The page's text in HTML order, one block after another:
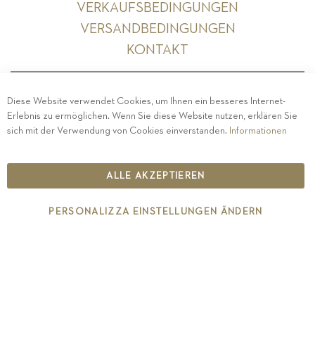
VERKAUFSBEDINGUNGEN
VERSANDBEDINGUNGEN
KONTAKT
PRIVACY-IMPRESSUM- COOKIE POLICY-
ETHISCHER KODEX
IT00126670215
Diese Website verwendet Cookies, um Ihnen ein besseres Internet-
Erlebnis zu ermöglichen. Wenn Sie diese Website nutzen, erklären Sie
sich mit der Verwendung von Cookies einverstanden. Informationen
ALLE AKZEPTIEREN
PERSONALIZZA EINSTELLUNGEN ÄNDERN